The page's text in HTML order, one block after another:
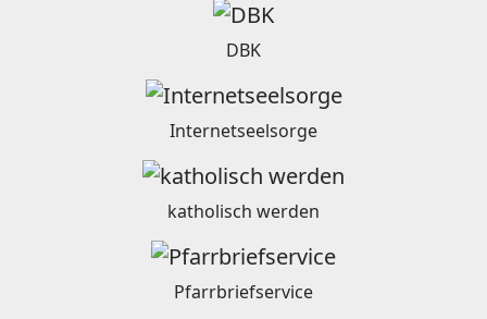
DBK
Internetseelsorge
katholisch werden
Pfarrbriefservice